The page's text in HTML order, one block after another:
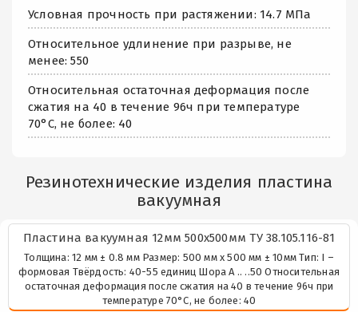
Условная прочность при растяжении: 14.7 МПа
Относительное удлинение при разрыве, не
менее: 550
Относительная остаточная деформация после
сжатия на 40 в течение 96ч при температуре
70°С, не более: 40
Резинотехнические изделия пластина
вакуумная
Пластина вакуумная 12мм 500х500мм ТУ 38.105.116-81
Толщина: 12 мм ± 0.8 мм Размер: 500 мм х 500 мм ± 10мм Тип: I –
формовая Твёрдость: 40-55 единиц Шора А .. ..50 Относительная
остаточная деформация после сжатия на 40 в течение 96ч при
температуре 70°С, не более: 40